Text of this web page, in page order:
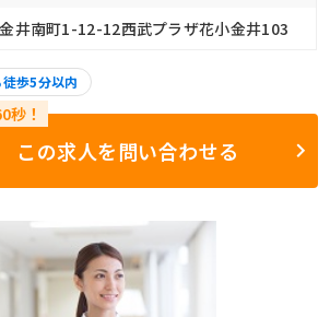
井南町1-12-12西武プラザ花小金井103
歩5分以内
この求人を問い合わせる